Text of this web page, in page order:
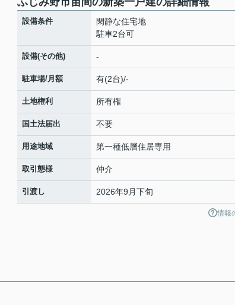
設備条件
閑静な住宅地
駐車2台可
設備(その他) -
駐車場/月額 有(2台)/-
土地権利 所有権
国土法届出 不要
用途地域 第一種低層住居専用
取引態様 仲介
引渡し 2026年9月下旬
情報